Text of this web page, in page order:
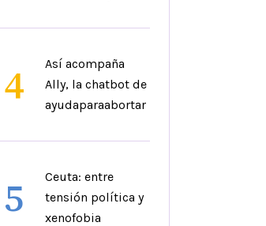
4
Así acompaña
Ally, la chatbot de
ayudaparaabortar
5
Ceuta: entre
tensión política y
xenofobia